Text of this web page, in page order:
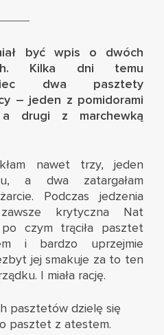
być wpis o dwóch
Kilka dni temu
dwa pasztety
– jeden z pomidorami
drugi z marchewką
nawet trzy, jeden
a dwa zatargałam
Podczas jedzenia
krytyczna Nat
czym trąciła pasztet
i bardzo uprzejmie
jej smakuje za to ten
I miała rację.
pasztetów dzielę się
pasztet z atestem.